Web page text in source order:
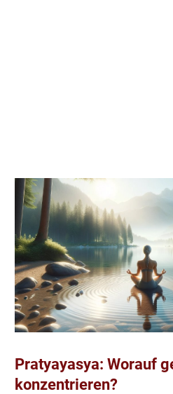
Pratyayasya: Worauf
konzentrieren?